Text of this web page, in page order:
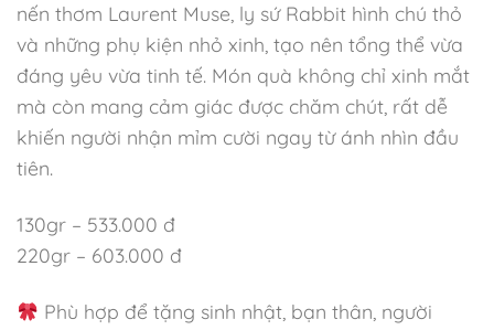
nến thơm Laurent Muse, ly sứ Rabbit hình chú thỏ
và những phụ kiện nhỏ xinh, tạo nên tổng thể vừa
đáng yêu vừa tinh tế. Món quà không chỉ xinh mắt
mà còn mang cảm giác được chăm chút, rất dễ
khiến người nhận mỉm cười ngay từ ánh nhìn đầu
tiên.
130gr – 533.000 đ
220gr – 603.000 đ
Phù hợp để tặng sinh nhật, bạn thân, người